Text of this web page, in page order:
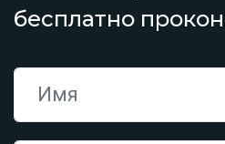
бесплатно